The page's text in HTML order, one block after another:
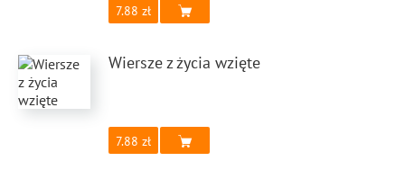
7.88
Wiersze z życia wzięte
7.88